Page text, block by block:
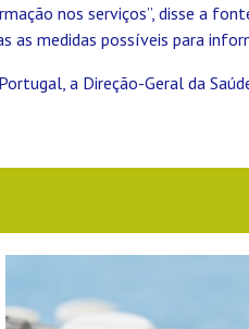
nos serviços”, disse a
as medidas possíveis para
a Direção-Geral da